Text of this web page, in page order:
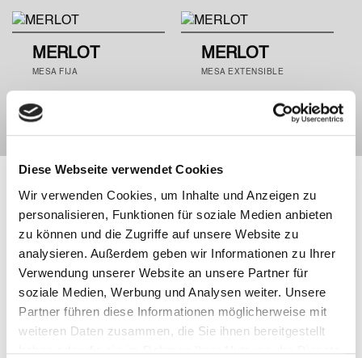
Diese Webseite verwendet Cookies
Wir verwenden Cookies, um Inhalte und Anzeigen zu
personalisieren, Funktionen für soziale Medien anbieten
zu können und die Zugriffe auf unsere Website zu
analysieren. Außerdem geben wir Informationen zu Ihrer
Verwendung unserer Website an unsere Partner für
soziale Medien, Werbung und Analysen weiter. Unsere
Partner führen diese Informationen möglicherweise mit
weiteren Daten zusammen, die Sie ihnen bereitgestellt
haben oder die sie im Rahmen Ihrer Nutzung der Dienste
MESA FIJA
MERLOT
MESA EXTENSIBLE
MERLOT